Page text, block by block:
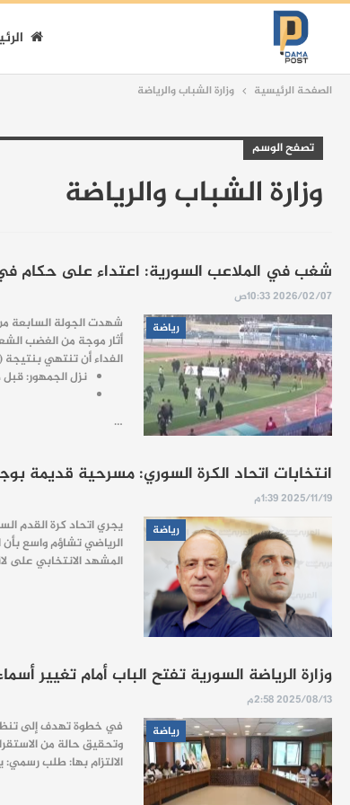
الصفحة الرئيسية وزارة الشباب والرياضة
تصفح الوسم
وزارة الشباب والرياضة
شغب في الملاعب السورية: اعتداء على حكام
2026/02/07 10:33ص
رياضة
شهدت الجولة السابعة
أثار موجة من الغضب
الفداء أن تنتهي بنتيجة (2-1) لصالح الضيوف، لكن الأحداث أخذت منحى خطيراً:
نزل الجمهور:
…
انتخابات اتحاد الكرة السوري: مسرحية قديمة
2025/11/19 1:39م
رياضة
الرياضي تشاؤم واسع
المشهد الانتخابي على
وزارة الرياضة السورية تفتح الباب أمام تغيير أسماء
2025/08/13 2:58م
رياضة
وتحقيق حالة من
الالتزام بها: طلب